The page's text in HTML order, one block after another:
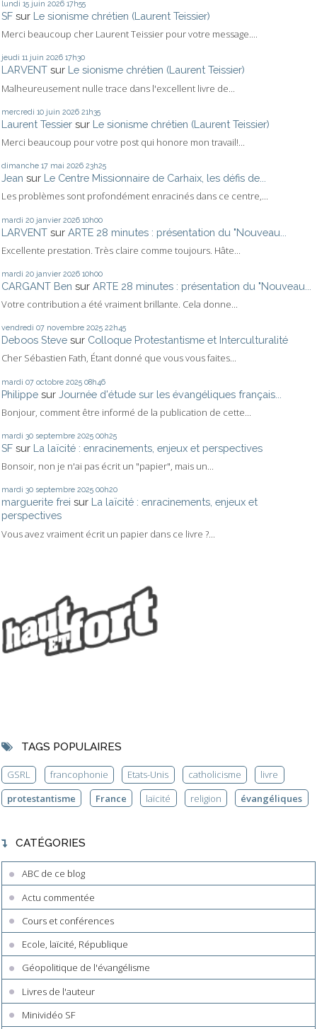
lundi 15 juin 2026 17h55
SF sur Le sionisme chrétien (Laurent Teissier)
Merci beaucoup cher Laurent Teissier pour votre message....
jeudi 11 juin 2026 17h30
LARVENT sur Le sionisme chrétien (Laurent Teissier)
Malheureusement nulle trace dans l'excellent livre de...
mercredi 10 juin 2026 21h35
Laurent Tessier sur Le sionisme chrétien (Laurent Teissier)
Merci beaucoup pour votre post qui honore mon travail!...
dimanche 17 mai 2026 23h25
Jean sur Le Centre Missionnaire de Carhaix, les défis de...
Les problèmes sont profondément enracinés dans ce centre,...
mardi 20 janvier 2026 10h00
LARVENT sur ARTE 28 minutes : présentation du "Nouveau...
Excellente prestation. Très claire comme toujours. Hâte...
mardi 20 janvier 2026 10h00
CARGANT Ben sur ARTE 28 minutes : présentation du "Nouveau...
Votre contribution a été vraiment brillante. Cela donne...
vendredi 07 novembre 2025 22h45
Deboos Steve sur Colloque Protestantisme et Interculturalité
Cher Sébastien Fath, Étant donné que vous vous faites...
mardi 07 octobre 2025 08h46
Philippe sur Journée d'étude sur les évangéliques français...
Bonjour, comment être informé de la publication de cette...
mardi 30 septembre 2025 00h25
SF sur La laïcité : enracinements, enjeux et perspectives
Bonsoir, non je n'ai pas écrit un "papier", mais un...
mardi 30 septembre 2025 00h20
marguerite frei sur La laïcité : enracinements, enjeux et
perspectives
Vous avez vraiment écrit un papier dans ce livre ?...
TAGS POPULAIRES
GSRL francophonie Etats-Unis catholicisme
livre
protestantisme
France laïcité religion évangéliques
CATÉGORIES
ABC de ce blog
Actu commentée
Cours et conférences
Ecole, laïcité, République
Géopolitique de l'évangélisme
Livres de l'auteur
Minividéo SF